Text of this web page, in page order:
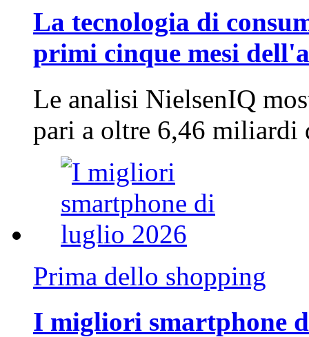
La tecnologia di
primi cinque mesi
Le analisi NielsenIQ
pari a oltre 6,46
Prima dello shopping
I migliori smartphone